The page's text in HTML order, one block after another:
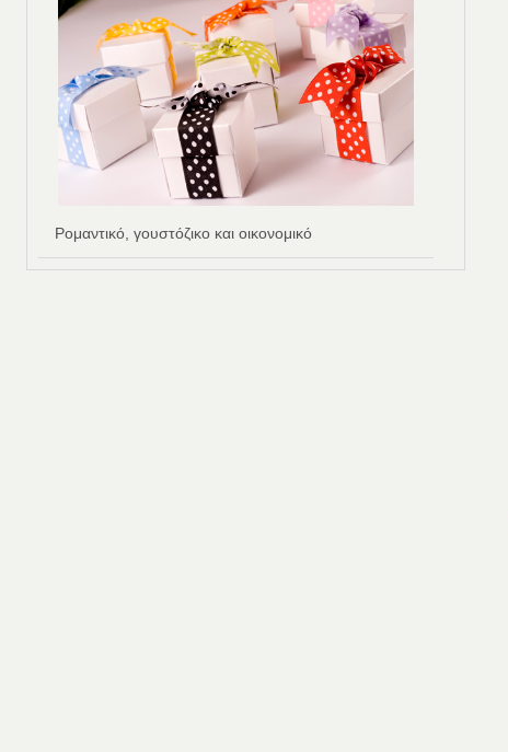
Ρομαντικό, γουστόζικο και οικονομικό